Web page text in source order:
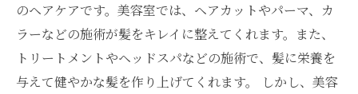
のヘアケアです。美容室では、ヘアカットやパーマ、カ
ラーなどの施術が髪をキレイに整えてくれます。また、
トリートメントやヘッドスパなどの施術で、髪に栄養を
与えて健やかな髪を作り上げてくれます。 しかし、美容